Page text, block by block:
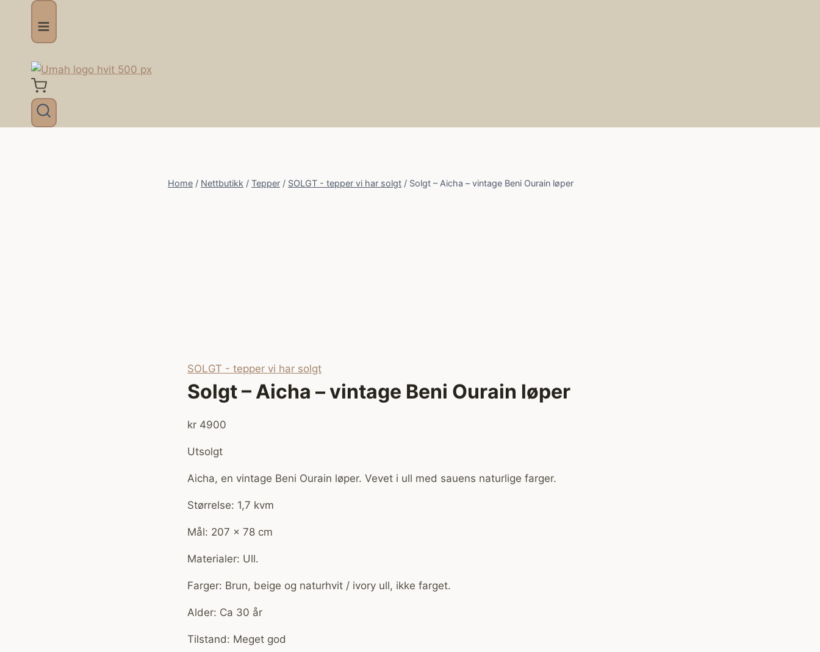
content
Home / Nettbutikk / Tepper / SOLGT - tepper vi har solgt / Solgt – Aicha – vintage Beni Ourain løper
SOLGT - tepper vi har solgt
Solgt – Aicha – vintage Beni Ourain løper
kr 4900
Utsolgt
Aicha, en vintage Beni Ourain løper. Vevet i ull med sauens naturlige farger.
Størrelse: 1,7 kvm
Mål: 207 x 78 cm
Materialer: Ull.
Farger: Brun, beige og naturhvit / ivory ull, ikke farget.
Alder: Ca 30 år
Tilstand: Meget god